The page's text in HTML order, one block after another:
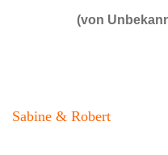
(von
Sabine & Robert